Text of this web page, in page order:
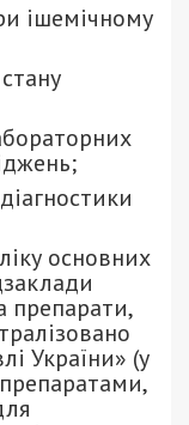
ішемічному
основних
препарати,
України» (у